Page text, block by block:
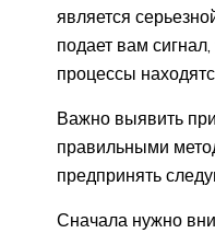
является
подает вам
процессы
Важно выявить
правильными
предпринять
Сначала нужно